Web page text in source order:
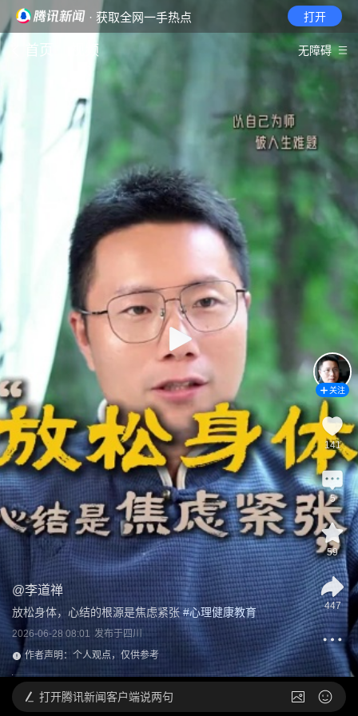
· 获取全网一手热点 打开
首页 视频 无障碍
@李道禅
放松身体，心结的根源是焦虑紧张 #心理健康教育
2026-06-28 08:01 发布于四川
作者声明：个人观点，仅供参考
关注
141
5
59
447
打开腾讯新闻客户端说两句